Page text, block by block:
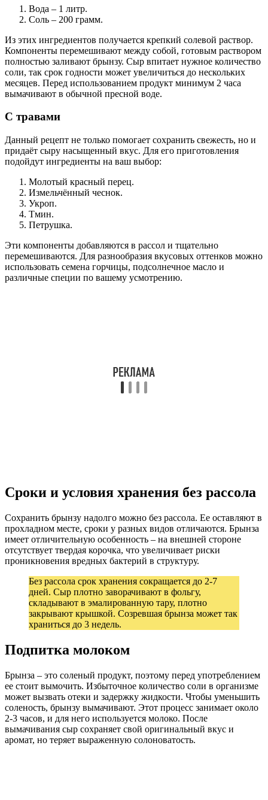
Вода – 1 литр.
Соль – 200 грамм.
Из этих ингредиентов получается крепкий солевой раствор.
Компоненты перемешивают между собой, готовым раствором
полностью заливают брынзу. Сыр впитает нужное количество
соли, так срок годности может увеличиться до нескольких
месяцев. Перед использованием продукт минимум 2 часа
вымачивают в обычной пресной воде.
С травами
Данный рецепт не только помогает сохранить свежесть, но и
придаёт сыру насыщенный вкус. Для его приготовления
подойдут ингредиенты на ваш выбор:
Молотый красный перец.
Измельчённый чеснок.
Укроп.
Тмин.
Петрушка.
Эти компоненты добавляются в рассол и тщательно
перемешиваются. Для разнообразия вкусовых оттенков можно
использовать семена горчицы, подсолнечное масло и
различные специи по вашему усмотрению.
Сроки и условия хранения без рассола
Сохранить брынзу надолго можно без рассола. Ее оставляют в
прохладном месте, сроки у разных видов отличаются. Брынза
имеет отличительную особенность – на внешней стороне
отсутствует твердая корочка, что увеличивает риски
проникновения вредных бактерий в структуру.
Без рассола срок хранения сокращается до 2-7
дней. Сыр плотно заворачивают в фольгу,
складывают в эмалированную тару, плотно
закрывают крышкой. Созревшая брынза может так
храниться до 3 недель.
Подпитка молоком
Брынза – это соленый продукт, поэтому перед употреблением
ее стоит вымочить. Избыточное количество соли в организме
может вызвать отеки и задержку жидкости. Чтобы уменьшить
соленость, брынзу вымачивают. Этот процесс занимает около
2-3 часов, и для него используется молоко. После
вымачивания сыр сохраняет свой оригинальный вкус и
аромат, но теряет выраженную солоноватость.